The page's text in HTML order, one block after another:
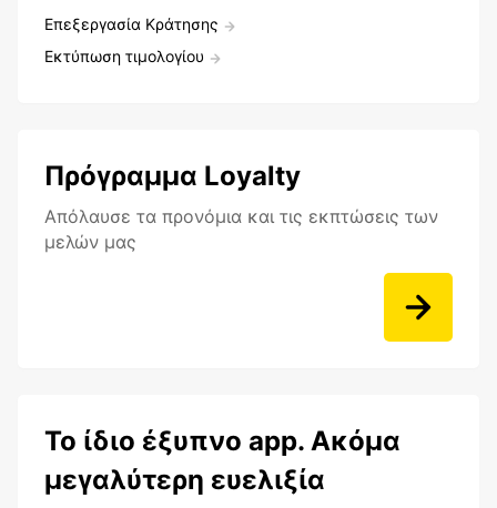
Επεξεργασία Κράτησης
Εκτύπωση τιμολογίου
Πρόγραμμα Loyalty
Aπόλαυσε τα προνόμια και τις εκπτώσεις των
μελών μας
Το ίδιο έξυπνο app. Ακόμα
μεγαλύτερη ευελιξία